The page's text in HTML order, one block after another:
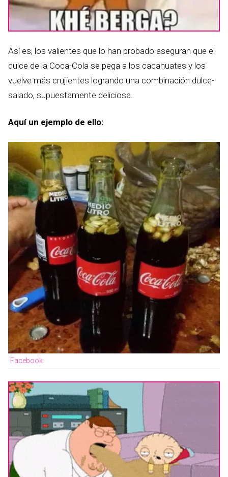
Así es, los valientes que lo han probado aseguran que el
dulce de la Coca-Cola se pega a los cacahuates y los
vuelve más crujientes logrando una combinación dulce-
salado, supuestamente deliciosa.
Aquí un ejemplo de ello:
Facebook